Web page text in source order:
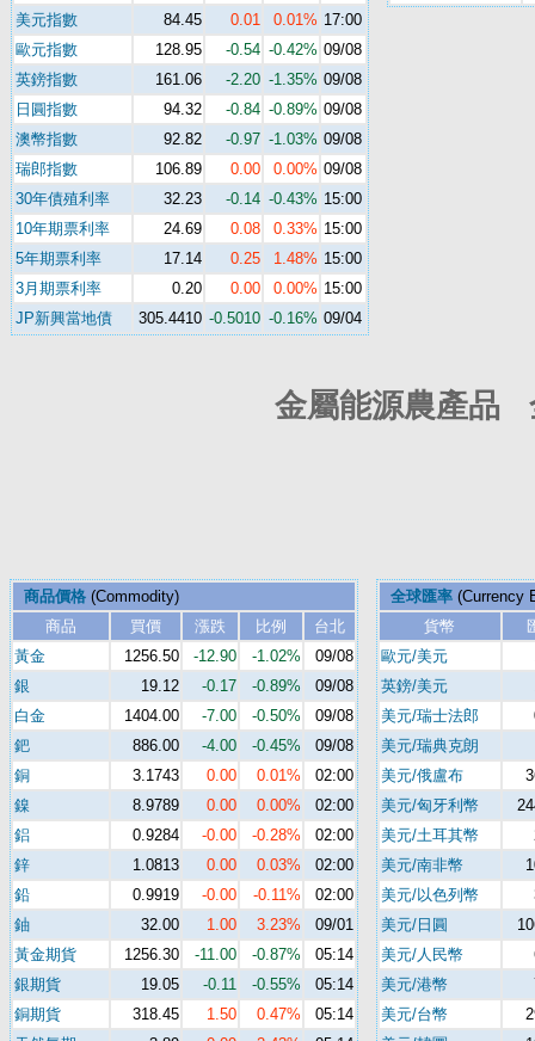
美元指數
84.45 0.01 0.01% 17:00
歐元指數
128.95 -0.54 -0.42% 09/08
英鎊指數
161.06 -2.20 -1.35% 09/08
日圓指數
94.32 -0.84 -0.89% 09/08
澳幣指數
92.82 -0.97 -1.03% 09/08
瑞郎指數
106.89 0.00 0.00% 09/08
30年債殖利率
32.23 -0.14 -0.43% 15:00
10年期票利率
24.69 0.08 0.33% 15:00
5年期票利率
17.14 0.25 1.48% 15:00
3月期票利率
0.20 0.00 0.00% 15:00
JP新興當地債
305.4410 -0.5010 -0.16% 09/04
金屬能源農產品
商品價格 (Commodity)
商品
買價 漲跌 比例
台北
黃金
1256.50 -12.90 -1.02%
09/08
銀
19.12 -0.17 -0.89%
09/08
白金
1404.00 -7.00 -0.50%
09/08
鈀
886.00 -4.00 -0.45%
09/08
銅
3.1743 0.00 0.01%
02:00
鎳
8.9789 0.00 0.00%
02:00
鋁
0.9284 -0.00 -0.28%
02:00
鋅
1.0813 0.00 0.03%
02:00
鉛
0.9919 -0.00 -0.11%
02:00
鈾
32.00 1.00 3.23%
09/01
黃金期貨
1256.30 -11.00 -0.87%
05:14
銀期貨
19.05 -0.11 -0.55%
05:14
銅期貨
318.45 1.50 0.47%
05:14
全球匯率(Currency
貨幣
歐元/美元
英鎊/美元
美元/瑞士法郎
美元/瑞典克朗
美元/俄盧布
美元/匈牙利幣
美元/土耳其幣
美元/南非幣
美元/以色列幣
美元/日圓
美元/人民幣
美元/港幣
美元/台幣